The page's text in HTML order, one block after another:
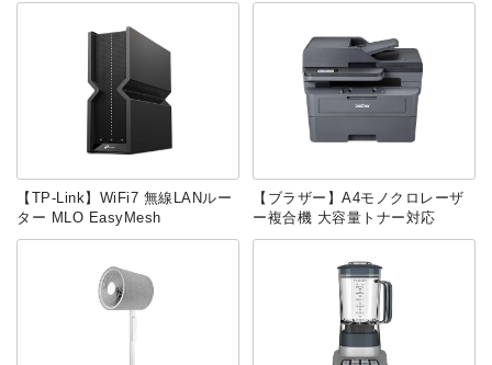
【TP-Link】WiFi7 無線LANルー
ター MLO EasyMesh
‎‎【ブラザー】A4モノクロレーザ
ー複合機 大容量トナー対応